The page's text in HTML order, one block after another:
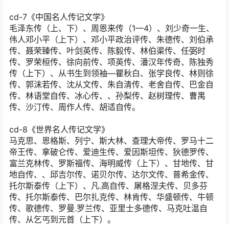
cd-7《中国名人传记文学》
毛泽东传（上、下）、周恩来传（1—4）、刘少奇一生、
伟人邓小平（上下）、邓小平政治评传、朱德传、刘伯承
传、聂荣臻传、叶剑英传、陈毅传、林伯渠传、任弼时
传、罗荣桓传、徐向前传、项英传、潘汉年传奇、陈独秀
传（上下）、从书生到领袖—瞿秋白、张学良传、林则徐
传、郭沫若传、沈从文传、朱自清传、老舍自传、巴金自
传、林语堂自传、冰心传、、孙梨传、赵树理传、曹禺
传、沙汀传、周作人传、胡适自传。
cd-8《世界名人传记文学》
马克思、恩格斯、列宁、斯大林、查理大帝传、罗马十二
帝王传、拿破仑传、爱迪生传、爱因斯坦传、狄德罗传、
富兰克林传、罗斯福传、海明威传（上下）、甘地传、甘
地自传、、邱吉尔传、诺贝尔传、达尔文传、普希金传、
托尔斯泰传（上下）、凡.高自传、屠格涅夫传、贝多芬
传、托尔斯泰传、巴尔扎克传、林肯传、华盛顿传、牛顿
传、歌德传、罗曼.罗兰传、亚里士多德传、马克吐温自
传、从乞丐到元首（上下）。